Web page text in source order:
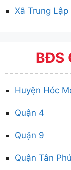
Xã Trung
BĐS
Huyện Hóc
Quận 4
Quận 9
Quận Tân Phú